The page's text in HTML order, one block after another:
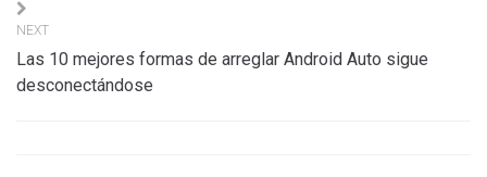
NEXT
Las 10 mejores formas de arreglar Android Auto sigue
desconectándose